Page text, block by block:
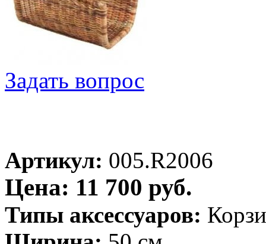
Задать вопрос
Артикул: 005.R2006
Цена: 11 700 руб.
Типы аксессуаров: